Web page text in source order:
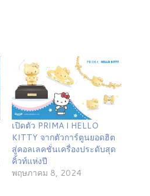
เปิดตัว PRIMA l HELLO
KITTY จากตัวการ์ตูนยอดฮิต
สู่คอลเลคชั่นเครื่องประดับสุด
คิ้วท์แห่งปี
พฤษภาคม 8, 2024